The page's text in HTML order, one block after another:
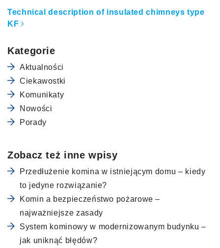
Technical description of insulated chimneys type
KF
Kategorie
Aktualności
Ciekawostki
Komunikaty
Nowości
Porady
Zobacz też inne wpisy
Przedłużenie komina w istniejącym domu – kiedy
to jedyne rozwiązanie?
Komin a bezpieczeństwo pożarowe –
najważniejsze zasady
System kominowy w modernizowanym budynku –
jak uniknąć błędów?